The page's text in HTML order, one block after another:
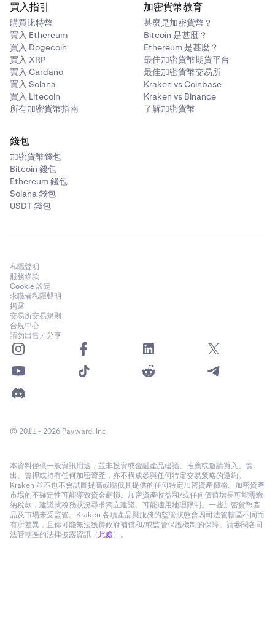
買入指引
購買比特幣
買入 Ethereum
買入 Dogecoin
買入 XRP
買入 Cardano
買入 Solana
買入 Litecoin
所有加密貨幣指南
加密貨幣教育
甚麼是加密貨幣？
Bitcoin 是甚麼？
Ethereum 是甚麼？
最佳加密貨幣期貨平台
最佳加密貨幣交易所
Kraken vs Coinbase
Kraken vs Binance
了解加密貨幣
錢包
加密貨幣錢包
Bitcoin 錢包
Ethereum 錢包
Solana 錢包
USDT 錢包
私隱聲明
服務條款
Cookie 設定
求職者私隱聲明
揭露
交易所交易規則
合規中心
請勿出售／分享
© 2011 - 2026 Payward, Inc.
本資料僅供一般資訊用途，並非投資或金融產品建議、推薦或邀請買入、賣
出、質押或持有任何加密資產，亦不構成參與任何特定交易策略的邀約。
Kraken 並不也不會試圖提高或壓低其提供的任何特定加密資產價格。加密資產
市場的不確定性可能導致資金虧損。加密資產收益和/或任何價值增長可能需繳
納稅款，建議就稅務狀況尋求獨立建議。可能適用地理限制。一些加密貨幣產
品及市場未受監管。Kraken 各項產品與服務的監管狀態會因司法管轄區不同而
有所差異，且你可能無法獲得政府補償和/或監管保護機制的保障。請參閱各司
法管轄區的法律披露資訊（此處）。